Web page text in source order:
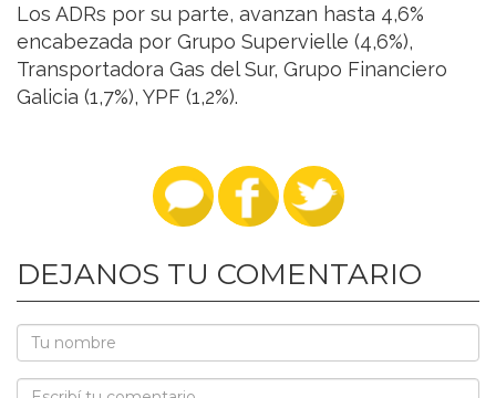
Los ADRs por su parte, avanzan hasta 4,6%
encabezada por Grupo Supervielle (4,6%),
Transportadora Gas del Sur, Grupo Financiero
Galicia (1,7%), YPF (1,2%).
DEJANOS TU COMENTARIO